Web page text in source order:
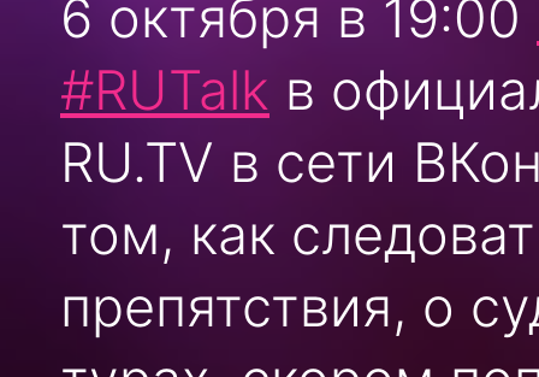
6 октября в 19:00
#RUTalk в
RU.TV в сети
том, как
препятствия, о